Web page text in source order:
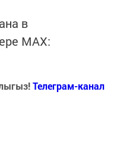
в
MАХ:
Телеграм-канал